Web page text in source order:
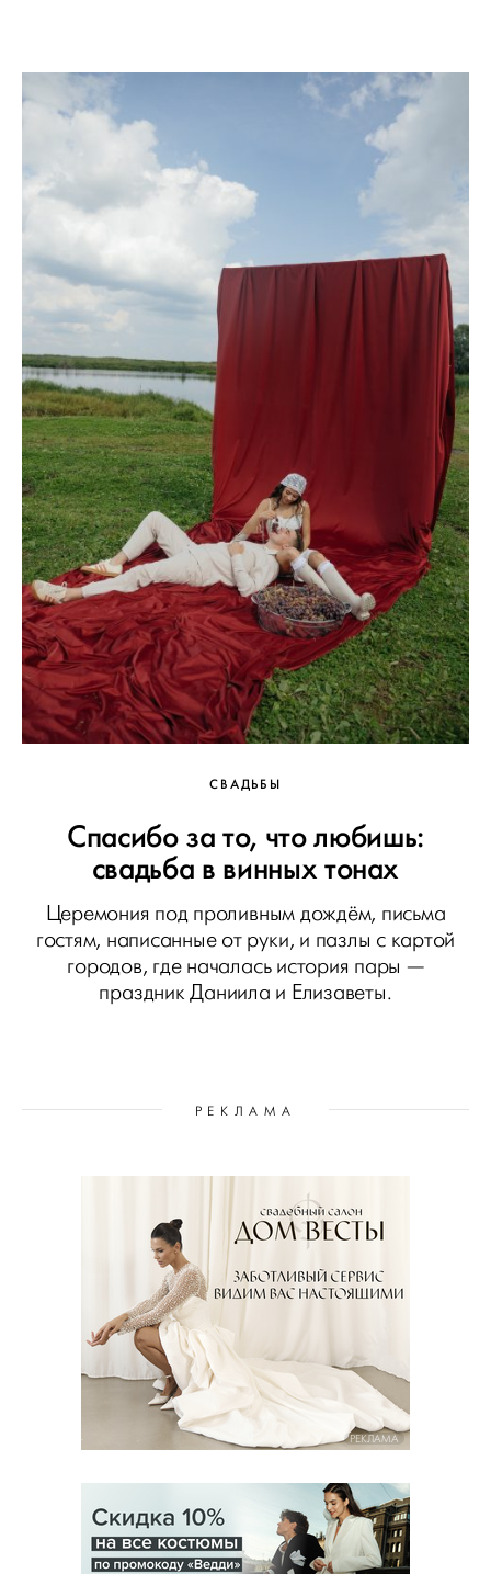
СВАДЬБЫ
Спасибо за то, что любишь:
свадьба в винных тонах
Церемония под проливным дождём, письма
гостям, написанные от руки, и пазлы с картой
городов, где началась история пары —
праздник Даниила и Елизаветы.
РЕКЛАМА
РЕКЛАМА